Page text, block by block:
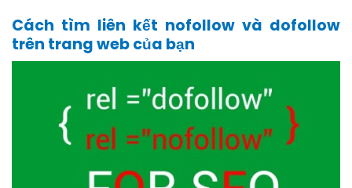
Cách tìm liên kết nofollow và dofollow
trên trang web của bạn